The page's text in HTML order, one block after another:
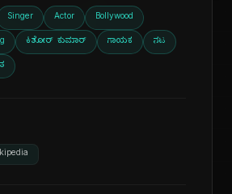
Singer Actor Bollywood
ಕಿಶೋರ್ ಕುಮಾರ್ ಗಾಯಕ ನಟ